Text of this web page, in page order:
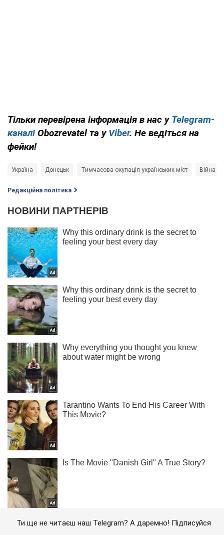
Тільки перевірена інформація в нас у Telegram-
каналі Obozrevatel та у Viber. Не ведіться на
фейки!
Україна Донецьк Тимчасова окупація українських міст Війна в
Редакційна політика
Ти ще не читаєш наш Telegram? А даремно! Підписуйся